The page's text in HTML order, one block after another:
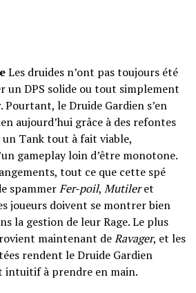
Les druides n’ont pas toujours été
un DPS solide ou tout simplement
le Druide Gardien s’en
aujourd’hui grâce à des refontes
Tank tout à fait viable,
gameplay loin d’être monotone.
tout ce que cette spé
spammerFer-poil, Mutileret
joueurs doivent se montrer bien
la gestion de leur Rage. Le plus
maintenant deRavager, et les
rendent le Druide Gardien
intuitif à prendre en main.